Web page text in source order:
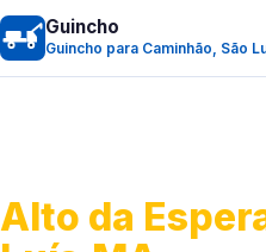
Guincho
Guincho para Caminhão, São
Alto da